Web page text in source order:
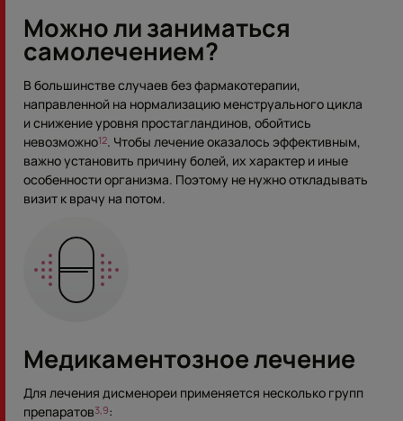
Можно ли заниматься
самолечением?
В большинстве случаев без фармакотерапии,
направленной на нормализацию менструального цикла
и снижение уровня простагландинов, обойтись
невозможно12. Чтобы лечение оказалось эффективным,
важно установить причину болей, их характер и иные
особенности организма. Поэтому не нужно откладывать
визит к врачу на потом.
Медикаментозное лечение
Для лечения дисменореи применяется несколько групп
препаратов3,9: